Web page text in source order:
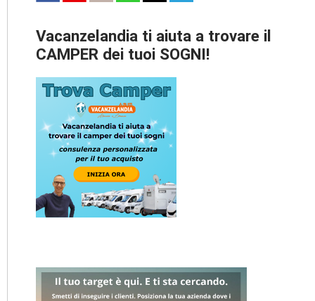
Vacanzelandia ti aiuta a trovare il
CAMPER dei tuoi SOGNI!